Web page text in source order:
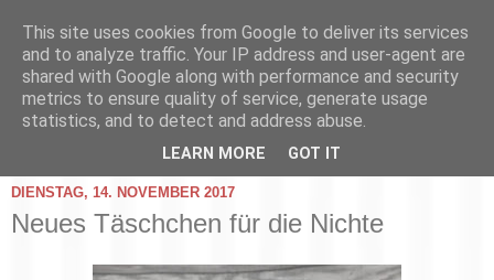
DIENSTAG, 14. NOVEMBER 2017
Neues Täschchen für die Nichte
This site uses cookies from Google to deliver its services
and to analyze traffic. Your IP address and user-agent are
shared with Google along with performance and security
metrics to ensure quality of service, generate usage
statistics, and to detect and address abuse.
LEARN MORE GOT IT